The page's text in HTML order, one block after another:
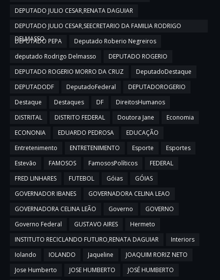
DEPUTADO JULIO CESAR,RENATA DAGUIAR
DEPUTADO JULIO CESAR,SEECRETARIO DA FAMILIA RODRIGO
DELMASSO
DEPUTADO PEPA
Deputado Roberio Negreiros
deputado Rodrigo Delmasso
DEPUTADO ROGERIO
DEPUTADO ROGERIO MORRO DA CRUZ
DeputadoDestaque
DEPUTADODF
DeputadoFederal
DEPUTADOROGERIO
Destaque
Destaques DF
DireitosHumanos
DISTRITAL
DISTRITO FEDERAL Doutora Jane
Economia
ECONONIA
EDUARDO PEDROSA
EDUCAÇÃO
Entretenimento
ENTRETENIMENTO Esporte
Esportes
Estevão
FAMOSOS FamososPolíticos
FEDERAL
FRED LINHARES
FUTEBOL Góias
GÓIAS
GOVERNADOR IBANES
GOVERNADORA CELINA LEAO
GOVERNADORA CELINA LEÃO
Governo
GOVERNO
Governo Federal
GUSTAVO AIRES
Hermeto
INSTITUTO RECICLANDO FUTURO,RENATA DAGUIAR
Interiors
Iolando
IOLANDO Jaqueline
JOAQUIM RORIZ NETO
Jose Humberto
JOSE HUMBERTO
JOSÉ HUMBERTO